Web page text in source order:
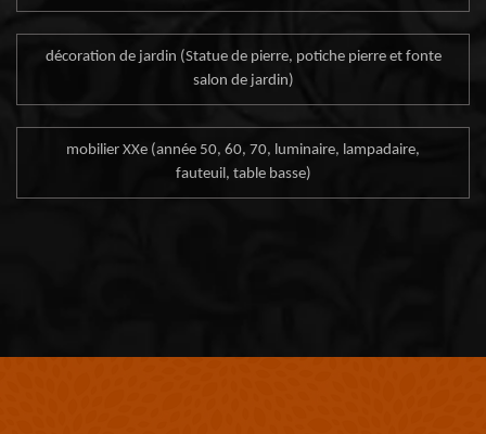
décoration de jardin (Statue de pierre, potiche pierre et fonte
salon de jardin)
mobilier XXe (année 50, 60, 70, luminaire, lampadaire,
fauteuil, table basse)